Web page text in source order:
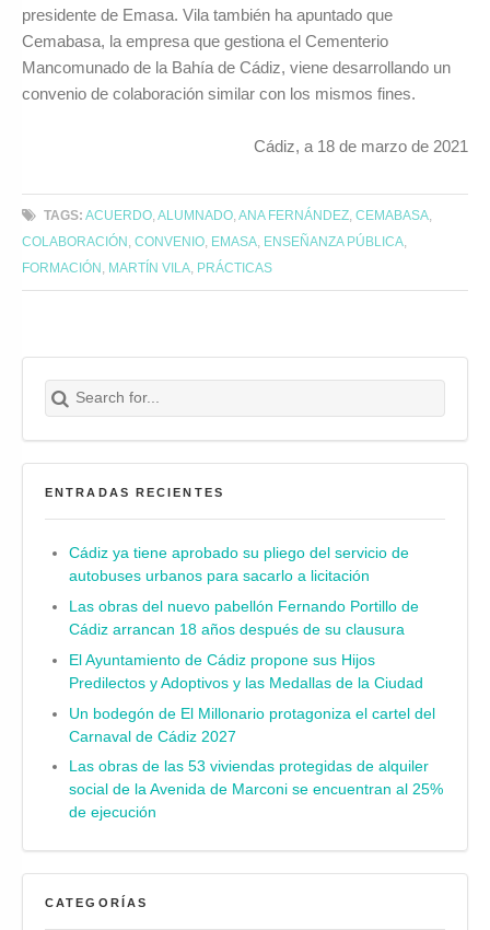
presidente de Emasa. Vila también ha apuntado que
Cemabasa, la empresa que gestiona el Cementerio
Mancomunado de la Bahía de Cádiz, viene desarrollando un
convenio de colaboración similar con los mismos fines.
Cádiz, a 18 de marzo de 2021
TAGS: ACUERDO ,ALUMNADO ,ANA FERNÁNDEZ ,CEMABASA
COLABORACIÓN
CONVENIO EMASA ENSEÑANZA PÚBLICA
FORMACIÓN
MARTÍN VILA PRÁCTICAS
Search for:
Buscar
ENTRADAS RECIENTES
Cádiz ya tiene aprobado su pliego del servicio de
autobuses urbanos para sacarlo a licitación
Las obras del nuevo pabellón Fernando Portillo de
Cádiz arrancan 18 años después de su clausura
El Ayuntamiento de Cádiz propone sus Hijos
Predilectos y Adoptivos y las Medallas de la Ciudad
Un bodegón de El Millonario protagoniza el cartel del
Carnaval de Cádiz 2027
Las obras de las 53 viviendas protegidas de alquiler
social de la Avenida de Marconi se encuentran al 25%
de ejecución
CATEGORÍAS